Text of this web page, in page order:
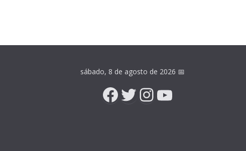
sábado, 8 de agosto de 2026 📅
Facebook
Twitter
Instagram
YouTube